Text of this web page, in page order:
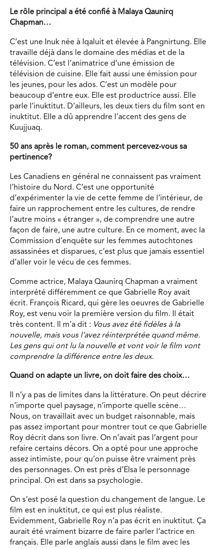
Le rôle principal a été confié à Malaya Qaunirq
Chapman…
C’est une Inuk née à Iqaluit et élevée à Pangnirtung. Elle
travaille déjà dans le domaine des médias et de la
télévision. C’est l’animatrice d’une émission de
télévision de cuisine. Elle fait aussi une émission pour
les jeunes, pour les ados. C’est un modèle pour
beaucoup d’entre eux. Elle est productrice aussi. Elle
parle l’inuktitut. D’ailleurs, les deux tiers du film sont en
inuktitut. Elle a dû apprendre l’accent des gens de
Kuujjuaq.
50 ans après le roman, comment percevez-vous sa
pertinence?
Les Canadiens en général ne connaissent pas vraiment
l’histoire du Nord. C’est une opportunité
d’expérimenter la vie de cette femme de l’intérieur, de
faire un rapprochement entre les cultures, de rendre
l’autre moins « étranger », de comprendre une autre
façon de faire, une autre culture. En ce moment, avec la
Commission d’enquête sur les femmes autochtones
assassinées et disparues, c’est plus que jamais essentiel
d’aller voir le vécu de ces femmes.
Comme actrice, Malaya Qaunirq Chapman a vraiment
interprété différemment ce que Gabrielle Roy avait
écrit. François Ricard, qui gère les oeuvres de Gabrielle
Roy, est venu voir la première version du film. Il était
très content. Il m’a dit : Vous avez été fidèles à la
nouvelle, mais vous l’avez réinterprétée quand même.
Les gens qui ont lu la nouvelle et vont voir le film vont
comprendre la différence entre les deux.
Quand on adapte un livre, on doit faire des choix…
Il n’y a pas de limites dans la littérature. On peut décrire
n’importe quel paysage, n’importe quelle scène…
Nous, on travaillait avec un budget raisonnable, mais
pas assez important pour montrer tout ce que Gabrielle
Roy décrit dans son livre. On n’avait pas l’argent pour
refaire certains décors. On a opté pour une approche
assez intimiste, pour qu’on puisse être vraiment près
des personnages. On est près d’Elsa le personnage
principal. On est dans sa psychologie.
On s’est posé la question du changement de langue. Le
film est en inuktitut, ce qui est plus réaliste.
Evidemment, Gabrielle Roy n’a pas écrit en inuktitut. Ça
aurait été vraiment bizarre de faire parler l’actrice en
français. Elle parle anglais aussi dans le film avec les